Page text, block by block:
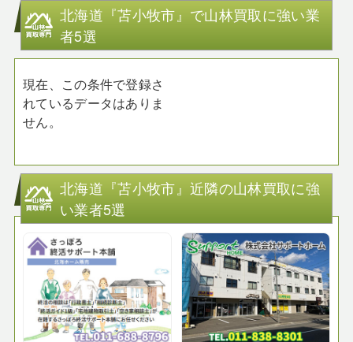
北海道『苫小牧市』で山林買取に強い業
者5選
現在、この条件で登録さ
れているデータはありま
せん。
北海道『苫小牧市』近隣の山林買取に強
い業者5選